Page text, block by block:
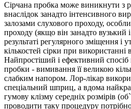
Сірчана пробка може виникнути з
внаслідок занадто інтенсивного
залозами слухового проходу,
проходу (якщо він занадто вузький
результаті регулярного зміщення і
кількостей сірки при використанні
Найпростіший і ефективний спосіб
пробки - вимивання її великою
слабким напором. Лор-лікар
спеціальний шприц, а вдома
гумову клізму середніх розмірів
проводити таку процедуру